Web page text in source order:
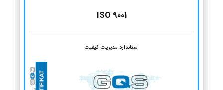
ISO 9001
استاندارد مدیریت کیفیت